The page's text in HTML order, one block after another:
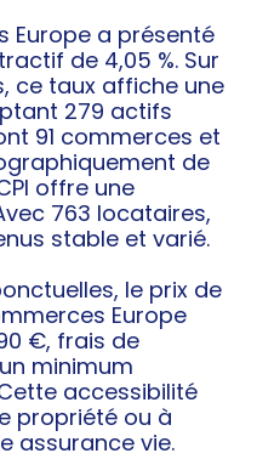
Europe a présenté
de 4,05 %. Sur
ce taux affiche une
279 actifs
91 commerces et
de
offre une
763 locataires,
stable et varié.
le prix de
Europe
€, frais de
minimum
accessibilité
propriété ou à
assurance vie.